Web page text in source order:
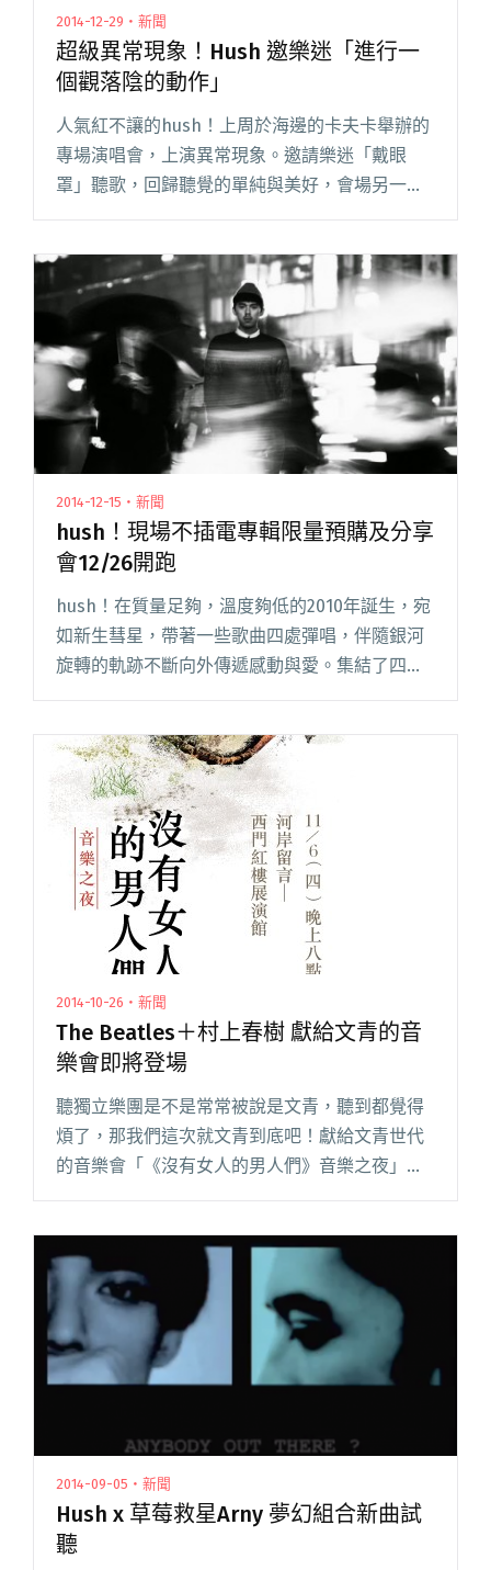
2014-12-29・新聞
超級異常現象！Hush 邀樂迷「進行一
個觀落陰的動作」
人氣紅不讓的hush！上周於海邊的卡夫卡舉辦的
專場演唱會，上演異常現象。邀請樂迷「戴眼
罩」聽歌，回歸聽覺的單純與美好，會場另一
端，更有熱心的樂迷廣發自製傳單，邀請大家一
的不插電專輯《E閱讀全文 "超級異常現象！Hush
邀樂迷「進行一個觀落陰的動作」"
2014-12-15・新聞
hush！現場不插電專輯限量預購及分享
會12/26開跑
hush！在質量足夠，溫度夠低的2010年誕生，宛
如新生彗星，帶著一些歌曲四處彈唱，伴隨銀河
旋轉的軌跡不斷向外傳遞感動與愛。集結了四年
時光，hush！將發行現場不插電專輯，紀錄你我
輯《Every閱讀全文 "hush！現場不插電專輯限量
預購及分享會12/26開跑"
2014-10-26・新聞
The Beatles＋村上春樹 獻給文青的音
樂會即將登場
聽獨立樂團是不是常常被說是文青，聽到都覺得
煩了，那我們這次就文青到底吧！獻給文青世代
的音樂會「《沒有女人的男人們》音樂之夜」將
在11/06晚上帶來結合The Beatles和村上春樹的
主持人小樹主閱讀全文 "The Beatles＋村上春樹
獻給文青的音樂會即將登場"
2014-09-05・新聞
Hush x 草莓救星Arny 夢幻組合新曲試
聽